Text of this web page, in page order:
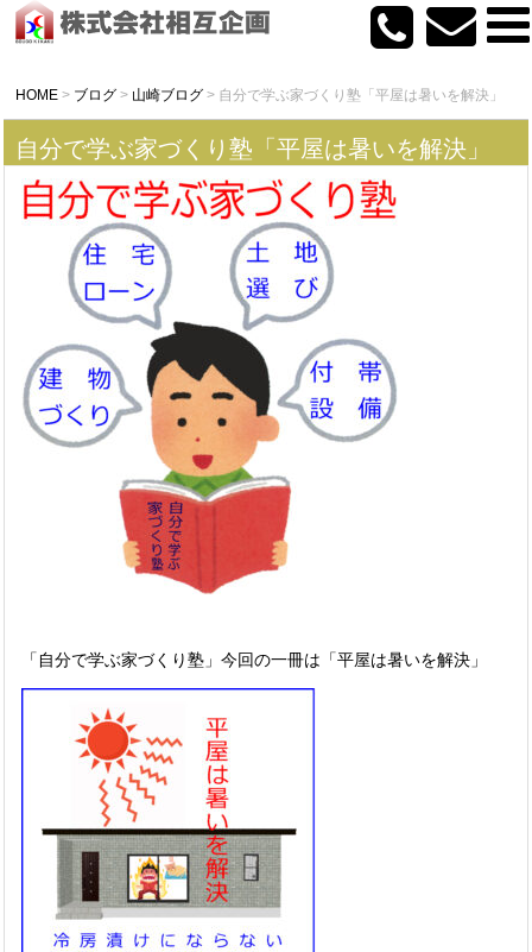
HOME > ブログ > 山崎ブログ > 自分で学ぶ家づくり塾「平屋は暑いを解決」
自分で学ぶ家づくり塾「平屋は暑いを解決」
「自分で学ぶ家づくり塾」今回の一冊は「平屋は暑いを解決」